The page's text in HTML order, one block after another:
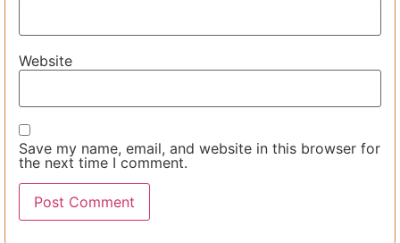
Website
Save my name, email, and website in this browser for
the next time I comment.